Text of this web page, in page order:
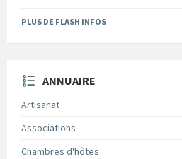
PLUS DE FLASH INFOS
ANNUAIRE
Artisanat
Associations
Chambres d'hôtes